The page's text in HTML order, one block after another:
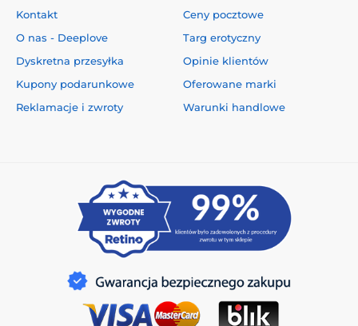
Kontakt
O nas - Deeplove
Dyskretna przesyłka
Kupony podarunkowe
Reklamacje i zwroty
Ceny pocztowe
Targ erotyczny
Opinie klientów
Oferowane marki
Warunki handlowe